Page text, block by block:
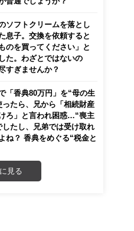
ソフトクリームを落とし
息子。交換を依頼すると
のを買ってください」と
た。わざとではないの
すぎませんか？
「香典80万円」を“母の生
ったら、兄から「相続財産
ろ」と言われ困惑…“喪主
したし、兄弟では受け取れ
ね？ 香典をめぐる“税金と
見る